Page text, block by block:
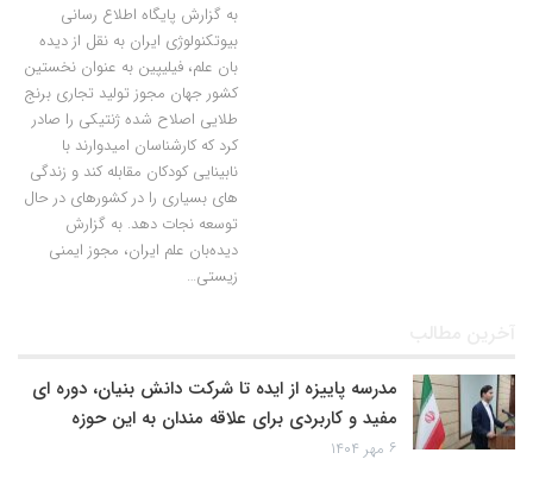
به گزارش پایگاه اطلاع رسانی
بیوتکنولوژی ایران به نقل از دیده
بان علم، فیلیپین به عنوان نخستین
کشور جهان مجوز تولید تجاری برنج
طلایی اصلاح شده ژنتیکی را صادر
کرد که کارشناسان امیدوارند با
نابینایی کودکان مقابله کند و زندگی
های بسیاری را در کشورهای در حال
توسعه نجات دهد. به گزارش
دیده‌بان علم ایران، مجوز ایمنی
زیستی…
آخرین مطالب
مدرسه پاییزه از ایده تا شرکت دانش بنیان، دوره ای
مفید و کاربردی برای علاقه مندان به این حوزه
۶ مهر ۱۴۰۴